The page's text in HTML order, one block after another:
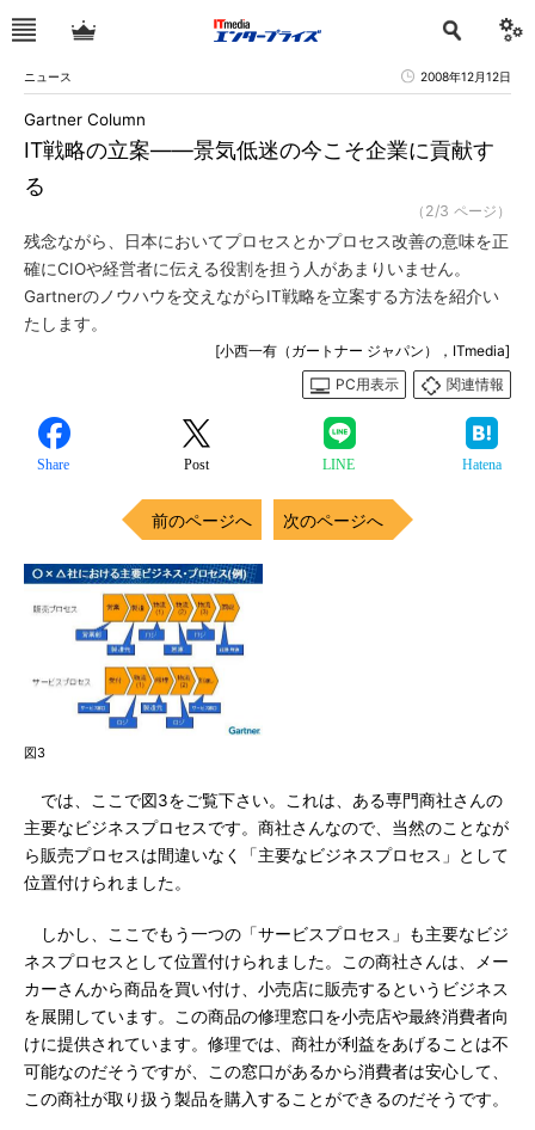
ニュース 2008年12月12日
IT戦略の立案――景気低迷の今こそ企業に貢献す
る
Gartner Column
（2/3 ページ）
残念ながら、日本においてプロセスとかプロセス改善の意味を正
確にCIOや経営者に伝える役割を担う人があまりいません。
Gartnerのノウハウを交えながらIT戦略を立案する方法を紹介い
たします。
[小西一有（ガートナー ジャパン），ITmedia]
PC用表示
関連情報
Share Post LINE Hatena
前のページへ 次のページへ
図3
では、ここで図3をご覧下さい。これは、ある専門商社さんの
主要なビジネスプロセスです。商社さんなので、当然のことなが
ら販売プロセスは間違いなく「主要なビジネスプロセス」として
位置付けられました。
しかし、ここでもう一つの「サービスプロセス」も主要なビジ
ネスプロセスとして位置付けられました。この商社さんは、メー
カーさんから商品を買い付け、小売店に販売するというビジネス
を展開しています。この商品の修理窓口を小売店や最終消費者向
けに提供されています。修理では、商社が利益をあげることは不
可能なのだそうですが、この窓口があるから消費者は安心して、
この商社が取り扱う製品を購入することができるのだそうです。